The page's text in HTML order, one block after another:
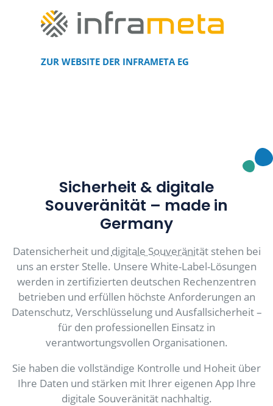
ZUR WEBSITE DER INFRAMETA EG
Sicherheit & digitale
Souveränität – made in
Germany
Datensicherheit und digitale Souveränitätstehen bei
uns an erster Stelle. Unsere White-Label-Lösungen
werden in zertifizierten deutschen Rechenzentren
betrieben und erfüllen höchste Anforderungen an
Datenschutz, Verschlüsselung und Ausfallsicherheit –
für den professionellen Einsatz in
verantwortungsvollen Organisationen.
Sie haben die vollständige Kontrolle und Hoheit über
Ihre Daten und stärken mit Ihrer eigenen App Ihre
digitale Souveränität nachhaltig.